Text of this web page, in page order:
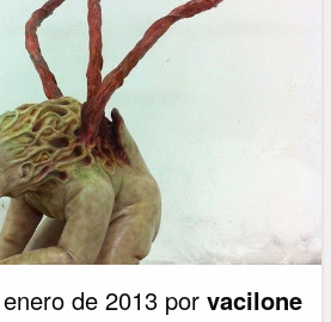
de 2013 porvacilone